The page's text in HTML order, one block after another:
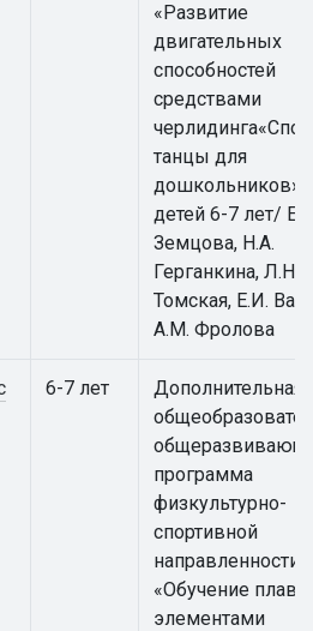
«Развитие
двигательных
способностей
средствами
танцы для
дошкольников»
детей 6-7 лет/
Земцова, Н.А.
Герганкина, Л.Н.
Томская, Е.И.
А.М. Фролова
6-7 лет
Дополнительная
программа
физкультурно-
спортивной
направленности
«Обучение
элементами